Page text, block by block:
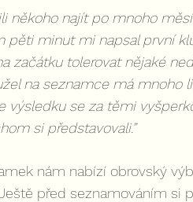
někoho najít po mnoho
pěti minut mi napsal první
začátku tolerovat nějaké
na seznamce má mnoho
výsledku se za těmi
si představovali.”
nám nabízí obrovský
před seznamováním si